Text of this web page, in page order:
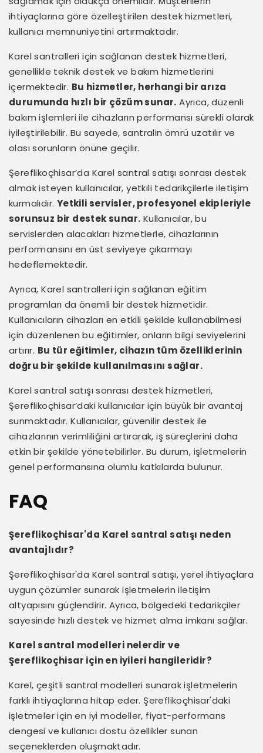
ihtiyaçlarına göre özelleştirilen destek hizmetleri,
kullanıcı memnuniyetini artırmaktadır.
Karel santralleri için sağlanan destek hizmetleri,
genellikle teknik destek ve bakım hizmetlerini
içermektedir. Bu hizmetler, herhangi bir arıza
durumunda hızlı bir çözüm sunar. Ayrıca, düzenli
bakım işlemleri ile cihazların performansı sürekli olarak
iyileştirilebilir. Bu sayede, santralin ömrü uzatılır ve
olası sorunların önüne geçilir.
Şereflikoçhisar’da Karel santral satışı sonrası destek
almak isteyen kullanıcılar, yetkili tedarikçilerle iletişim
kurmalıdır. Yetkili servisler, profesyonel ekipleriyle
sorunsuz bir destek sunar. Kullanıcılar, bu
servislerden alacakları hizmetlerle, cihazlarının
performansını en üst seviyeye çıkarmayı
hedeflemektedir.
Ayrıca, Karel santralleri için sağlanan eğitim
programları da önemli bir destek hizmetidir.
Kullanıcıların cihazları en etkili şekilde kullanabilmesi
için düzenlenen bu eğitimler, onların bilgi seviyelerini
artırır. Bu tür eğitimler, cihazın tüm özelliklerinin
doğru bir şekilde kullanılmasını sağlar.
Karel santral satışı sonrası destek hizmetleri,
Şereflikoçhisar’daki kullanıcılar için büyük bir avantaj
sunmaktadır. Kullanıcılar, güvenilir destek ile
cihazlarının verimliliğini artırarak, iş süreçlerini daha
etkin bir şekilde yönetebilirler. Bu durum, işletmelerin
genel performansına olumlu katkılarda bulunur.
FAQ
Şereflikoçhisar'da Karel santral satışı neden
avantajlıdır?
Şereflikoçhisar'da Karel santral satışı, yerel ihtiyaçlara
uygun çözümler sunarak işletmelerin iletişim
altyapısını güçlendirir. Ayrıca, bölgedeki tedarikçiler
sayesinde hızlı destek ve hizmet alma imkanı sağlar.
Karel santral modelleri nelerdir ve
Şereflikoçhisar için en iyileri hangileridir?
Karel, çeşitli santral modelleri sunarak işletmelerin
farklı ihtiyaçlarına hitap eder. Şereflikoçhisar'daki
işletmeler için en iyi modeller, fiyat-performans
dengesi ve kullanıcı dostu özellikler sunan
seçeneklerden oluşmaktadır.